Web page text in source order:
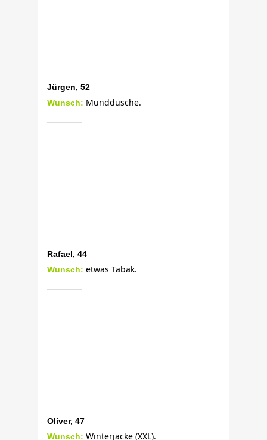
Jürgen, 52
Wunsch: Munddusche.
Rafael, 44
Wunsch: etwas Tabak.
Oliver, 47
Wunsch: Winterjacke (XXL).